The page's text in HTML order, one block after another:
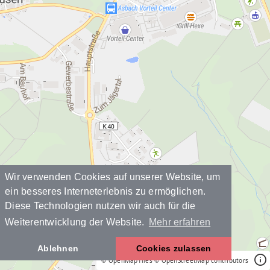
Wir verwenden Cookies auf unserer Website, um
ein besseres Interneterlebnis zu ermöglichen.
Diese Technologien nutzen wir auch für die
Weiterentwicklung der Website.
Mehr erfahren
Ablehnen Cookies zulassen
© OpenMapTiles © OpenStreetMap contributors